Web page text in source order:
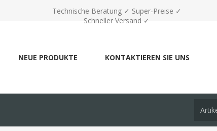
Technische Beratung ✓ Super-Preise ✓
Schneller Versand ✓
NEUE PRODUKTE KONTAKTIEREN SIE UNS